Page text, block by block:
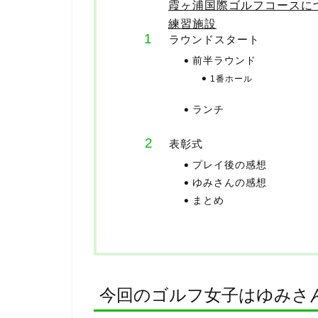
霞ヶ浦国際ゴルフコースに
練習施設
ラウンドスタート
前半ラウンド
1番ホール
ランチ
表彰式
プレイ後の感想
ゆみさんの感想
まとめ
今回のゴルフ女子はゆみさ